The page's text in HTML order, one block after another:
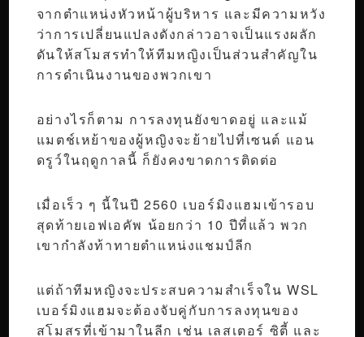
จากตำแหน่งหัวหน้าผู้บริหาร และมีความหวัง
ว่าการเปลี่ยนแปลงดังกล่าวอาจเป็นแรงผลัก
ดันให้สโมสรทำให้ทีมหญิงเป็นส่วนสำคัญใน
การดำเนินงานของพวกเขา
อย่างไรก็ตาม การลงทุนยังขาดอยู่ และแม้
แมตช์เหย้าของผู้หญิงจะย้ายไปที่เซนต์ แอน
ดรูว์ในฤดูกาลนี้ ก็ยังคงขาดการติดต่อ
เมื่อเร็ว ๆ นี้ในปี 2560 เบอร์มิงแฮมเข้ารอบ
สุดท้ายเอฟเอคัพ น้อยกว่า 10 ปีที่แล้ว พวก
เขากำลังท้าทายตำแหน่งแชมป์ลีก
แต่ถ้าทีมหญิงจะประสบความสำเร็จใน WSL
เบอร์มิงแฮมจะต้องจับคู่กับการลงทุนของ
สโมสรที่เข้ามาในลีก เช่น เลสเตอร์ ซิตี้ และ